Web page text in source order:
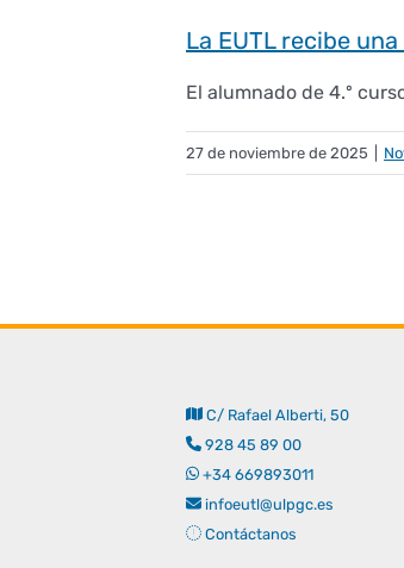
La EUTL recibe
El alumnado de 4.º
27 de noviembre de 2025
C/ Rafael Alberti, 50
928 45 89 00
+34 669893011
infoeutl@ulpgc.es
Contáctanos